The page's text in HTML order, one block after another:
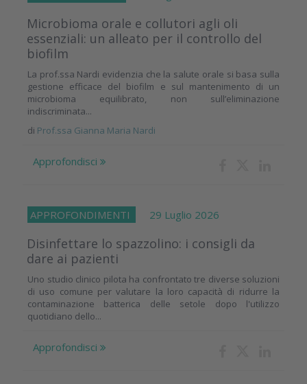
Microbioma orale e collutori agli oli
essenziali: un alleato per il controllo del
biofilm
La prof.ssa Nardi evidenzia che la salute orale si basa sulla
gestione efficace del biofilm e sul mantenimento di un
microbioma equilibrato, non sull’eliminazione
indiscriminata...
di Prof.ssa Gianna Maria Nardi
Approfondisci
APPROFONDIMENTI 29 Luglio 2026
Disinfettare lo spazzolino: i consigli da
dare ai pazienti
Uno studio clinico pilota ha confrontato tre diverse soluzioni
di uso comune per valutare la loro capacità di ridurre la
contaminazione batterica delle setole dopo l'utilizzo
quotidiano dello...
Approfondisci